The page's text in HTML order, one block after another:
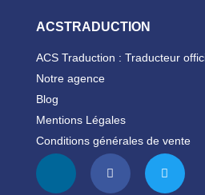
ACSTRADUCTION
ACS Traduction : Traducteur
Notre agence
Blog
Mentions Légales
Conditions générales de vente